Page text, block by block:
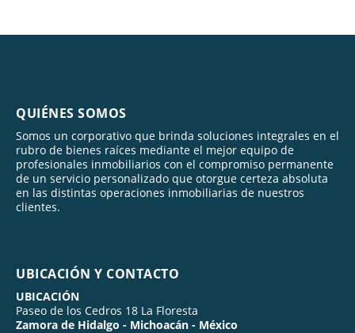
QUIÉNES SOMOS
Somos un corporativo que brinda soluciones integrales en el
rubro de bienes raíces mediante el mejor equipo de
profesionales inmobiliarios con el compromiso permanente
de un servicio personalizado que otorgue certeza absoluta
en las distintas operaciones inmobiliarias de nuestros
clientes.
UBICACIÓN Y CONTACTO
UBICACIÓN
Paseo de los Cedros 18 La Floresta
Zamora de Hidalgo - Michoacán - México